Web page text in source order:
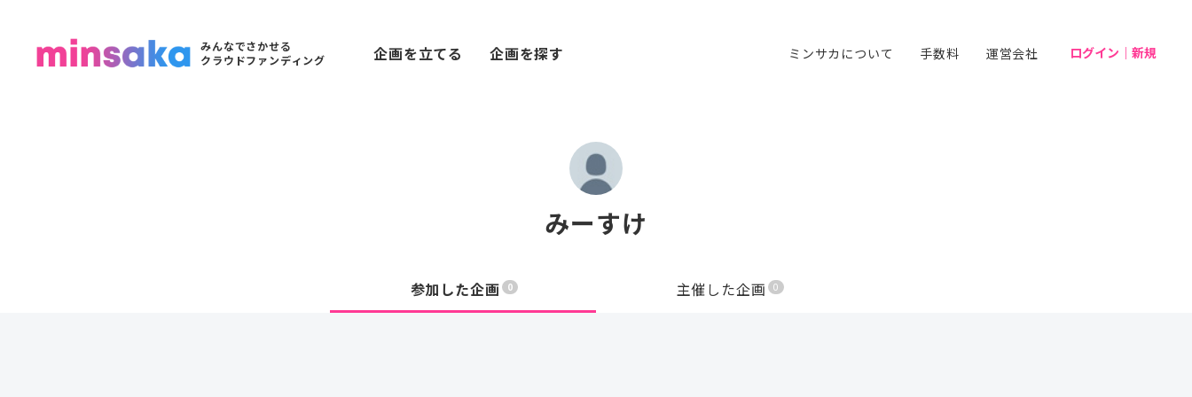
みんなでさかせる
クラウドファンディング
企画を立てる 企画を探す ミンサカについて 手数料 運営会社 ログイン｜新規
みーすけ
参加した企画 0 主催した企画 0